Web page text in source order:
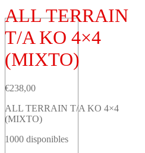
ALL TERRAIN
T/A KO 4×4
(MIXTO)
€238,00
ALL TERRAIN T/A KO 4×4
(MIXTO)
1000 disponibles